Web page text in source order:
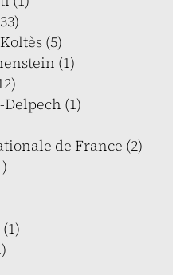
(5)
(1)
(1)
de France (2)